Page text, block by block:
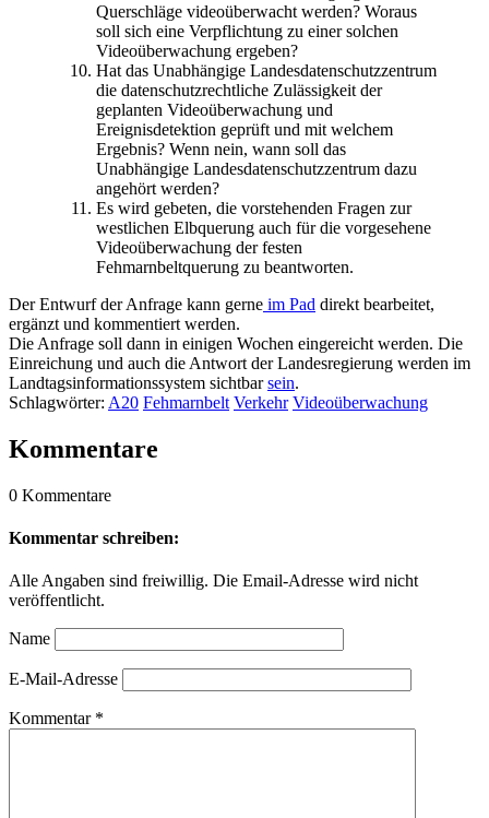
Querschläge videoüberwacht werden? Woraus
soll sich eine Verpflichtung zu einer solchen
Videoüberwachung ergeben?
Hat das Unabhängige Landesdatenschutzzentrum
die datenschutzrechtliche Zulässigkeit der
geplanten Videoüberwachung und
Ereignisdetektion geprüft und mit welchem
Ergebnis? Wenn nein, wann soll das
Unabhängige Landesdatenschutzzentrum dazu
angehört werden?
Es wird gebeten, die vorstehenden Fragen zur
westlichen Elbquerung auch für die vorgesehene
Videoüberwachung der festen
Fehmarnbeltquerung zu beantworten.
Der Entwurf der Anfrage kann gerne im Pad direkt bearbeitet,
ergänzt und kommentiert werden.
Die Anfrage soll dann in einigen Wochen eingereicht werden. Die
Einreichung und auch die Antwort der Landesregierung werden im
Landtagsinformationssystem sichtbarsein.
Schlagwörter: A20 Fehmarnbelt Verkehr Videoüberwachung
Kommentare
0 Kommentare
Kommentar schreiben:
Alle Angaben sind freiwillig. Die Email-Adresse wird nicht
veröffentlicht.
Name
E-Mail-Adresse
Kommentar *